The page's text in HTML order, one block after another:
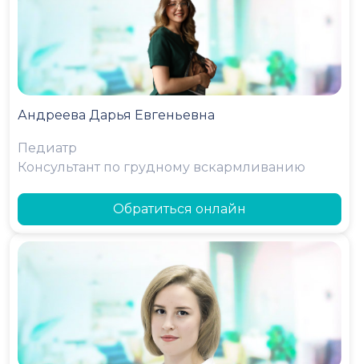
Андреева Дарья Евгеньевна
Педиатр
Консультант по грудному вскармливанию
Обратиться онлайн